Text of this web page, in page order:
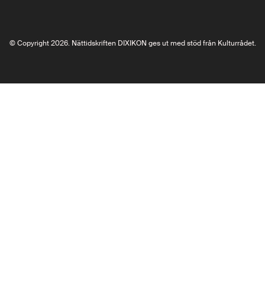
© Copyright 2026. Nättidskriften DIXIKON ges ut med stöd från Kulturrådet.